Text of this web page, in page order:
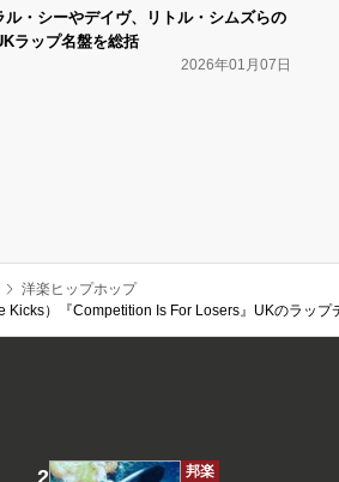
ル・シーやデイヴ、リトル・シムズらの
ラップ名盤を総括
2026年01月07日
洋楽ヒップホップ
Kicks）『Competition Is For Losers』UKのラッ
邦楽